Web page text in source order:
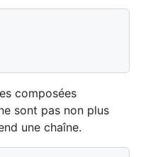
composées
sont pas non plus
une chaîne.